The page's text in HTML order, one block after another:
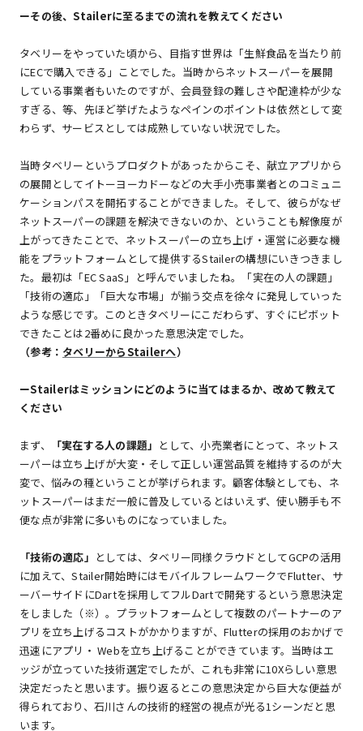
ーその後、Stailerに至るまでの流れを教えてください
タベリーをやっていた頃から、目指す世界は「生鮮食品を当たり前
にECで購入できる」ことでした。当時からネットスーパーを展開
している事業者もいたのですが、会員登録の難しさや配達枠が少な
すぎる、等、先ほど挙げたようなペインのポイントは依然として変
わらず、サービスとしては成熟していない状況でした。
当時タベリーというプロダクトがあったからこそ、献立アプリから
の展開としてイトーヨーカドーなどの大手小売事業者とのコミュニ
ケーションパスを開拓することができました。そして、彼らがなぜ
ネットスーパーの課題を解決できないのか、ということも解像度が
上がってきたことで、ネットスーパーの立ち上げ・運営に必要な機
能をプラットフォームとして提供するStailerの構想にいきつきまし
た。最初は「EC SaaS」と呼んでいましたね。「実在の人の課題」
「技術の適応」「巨大な市場」が揃う交点を徐々に発見していった
ような感じです。このときタベリーにこだわらず、すぐにピボット
できたことは2番めに良かった意思決定でした。
（参考： タベリーからStailerへ）
ーStailerはミッションにどのように当てはまるか、改めて教えて
ください
まず、 「実在する人の課題」 として、小売業者にとって、ネットス
ーパーは立ち上げが大変・そして正しい運営品質を維持するのが大
変で、悩みの種ということが挙げられます。顧客体験としても、ネ
ットスーパーはまだ一般に普及しているとはいえず、使い勝手も不
便な点が非常に多いものになっていました。
「技術の適応」 としては、タベリー同様クラウドとしてGCPの活用
に加えて、Stailer開始時にはモバイルフレームワークでFlutter、サ
ーバーサイドにDartを採用してフルDartで開発するという意思決定
をしました（※）。プラットフォームとして複数のパートナーのア
プリを立ち上げるコストがかかりますが、Flutterの採用のおかげで
迅速にアプリ・ Webを立ち上げることができています。当時はエ
ッジが立っていた技術選定でしたが、これも非常に10Xらしい意思
決定だったと思います。振り返るとこの意思決定から巨大な便益が
得られており、石川さんの技術的経営の視点が光る1シーンだと思
います。